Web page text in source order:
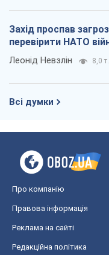
Захід проспав
перевірити НАТО
Леонід Невзлін 8,0 т.
Всі думки
Про компанію
Правова інформація
Реклама на сайті
Редакційна політика